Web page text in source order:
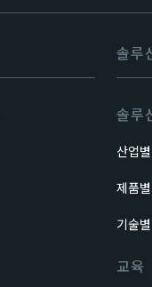
솔루
솔루
산업별
제품별
기술별
교육